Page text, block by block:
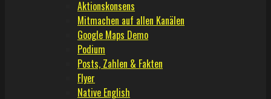
Aktionskonsens
Mitmachen auf allen Kanälen
Google Maps Demo
Podium
Posts, Zahlen & Fakten
Flyer
Native English